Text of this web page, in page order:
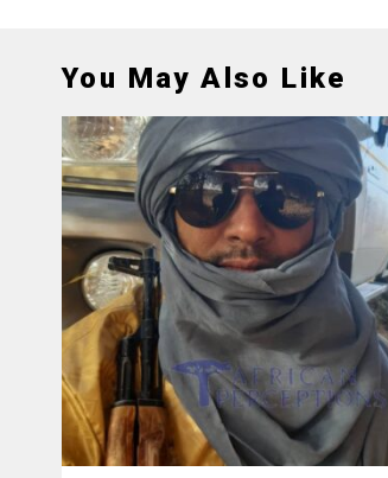
You May Also Like